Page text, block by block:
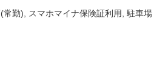
常勤) スマホマイナ保険証利用
駐車場